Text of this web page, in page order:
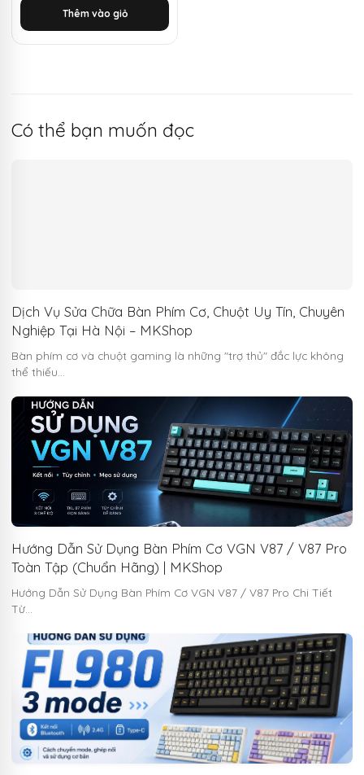
1.650.000 ₫.
là:
600.000 ₫.
Thêm vào giỏ
Có thể bạn muốn đọc
Dịch Vụ Sửa Chữa Bàn Phím Cơ, Chuột Uy Tín, Chuyên
Nghiệp Tại Hà Nội – MKShop
Bàn phím cơ và chuột gaming là những "trợ thủ" đắc lực không
thể thiếu…
Hướng Dẫn Sử Dụng Bàn Phím Cơ VGN V87 / V87 Pro
Toàn Tập (Chuẩn Hãng) | MKShop
Hướng Dẫn Sử Dụng Bàn Phím Cơ VGN V87 / V87 Pro Chi Tiết
Từ…